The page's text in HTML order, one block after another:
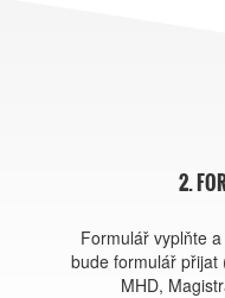
2.
Formulář vyplňte
bude formulář přijat
MHD,